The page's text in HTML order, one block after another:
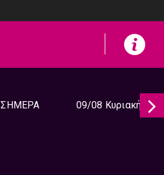
ΣΗΜΕΡΑ 09/08 Κυριακή